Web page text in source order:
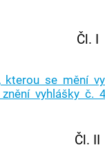
Čl. I
se mění
vyhlášky č.
Čl. II